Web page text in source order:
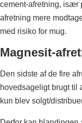
cement-afretning, især
afretning mere
med risiko for mug.
Magnesit-
Den sidste af de fire
hovedsageligt brugt til
kun blev solgt/